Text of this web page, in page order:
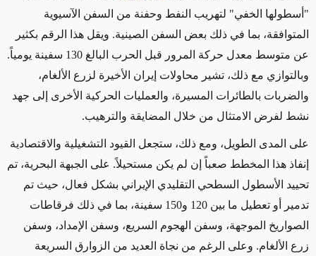
"أسطولها الخفي" لتهريب النفط وحفنة من السفن الآسيوية
المتوافقة، بما في ذلك بعض السفن الصينية. ويقل هذا الرقم بكثير
عن متوسط معدل حركة المرور قبل الحرب البالغ 130 سفينة يومياً.
وبالتوازي مع ذلك، تشير محاولات إيران الأخيرة لزرع الألغام،
والضربات بالطائرات المسيرة، والعمليات الحركية الأخرى إلى جهد
نشط لفرض الامتثال من خلال المضايقة والترهيب.
على المدى الطويل، ومع ذلك، ستجعل القيود التشغيلية والاقتصادية
إنفاذ هذا المخطط صعباً إن لم يكن مستحيلاً. على الجبهة البحرية، تم
تحييد الأسطول السطحي التقليدي الإيراني بشكل فعال، حيث تم
تدمير أو تعطيل ما بين 120
و150 سفينة، بما في ذلك فرقاطات
الصواريخ الموجهة، وسفن الهجوم السريع، وسفن الإمداد، وسفن
زرع الألغام. وعلى الرغم من نجاة العديد من الزوارق السريعة